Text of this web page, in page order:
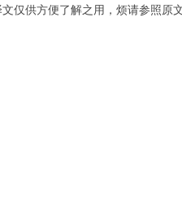
仅供方便了解之用，烦请参照原